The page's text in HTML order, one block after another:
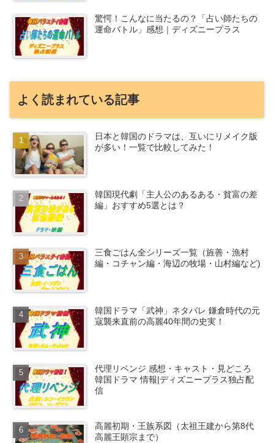
驚愕！こんなに当たるの？「占い師たちの
運命バトル」感想｜ディズニープラス
よく読まれている記事
日本と韓国のドラマは、互いにリメイク版
が多い！一覧で比較してみた！
韓国現代劇「主人公のあるある・貧富の差
編」おすすめ5選とは？
三食ごはん全シリーズ一覧（旌善・漁村
編・コチャン編・海辺の牧場・山村編など)
韓国ドラマ「武神」ネタバレ 鎌倉時代の元
寇襲来直前の高麗40年間の史実！
代理リベンジ 感想・キャスト・見どころ
韓国ドラマ 情報|ディズニープラス独占配
信
高麗初期・王族系図（太祖王建から第8代
高麗王顕宗まで）